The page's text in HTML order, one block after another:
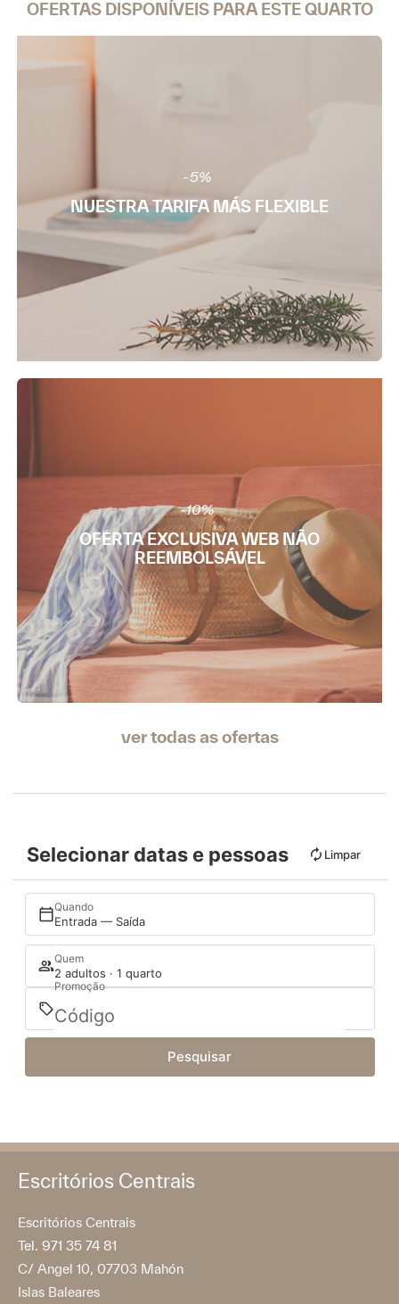
OFERTAS DISPONÍVEIS PARA ESTE QUARTO
NUESTRA TARIFA MÁS FLEXIBLE
-5%
OFERTA EXCLUSIVA WEB NÃO
REEMBOLSÁVEL
-10%
ver todas as ofertas
Selecionar datas e pessoas Limpar
Quando
Entrada — Saída
Quem
2 adultos · 1 quarto
Promoção
Pesquisar
Escritórios Centrais
Escritórios Centrais
Tel. 971 35 74 81
C/ Angel 10, 07703 Mahón
Islas Baleares